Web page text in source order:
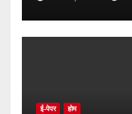
ई-पेपर होम